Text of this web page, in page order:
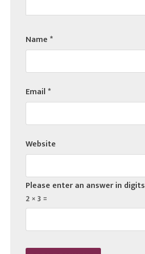
Name*
Email*
Website
Please enter an answer in
2 × 3 =